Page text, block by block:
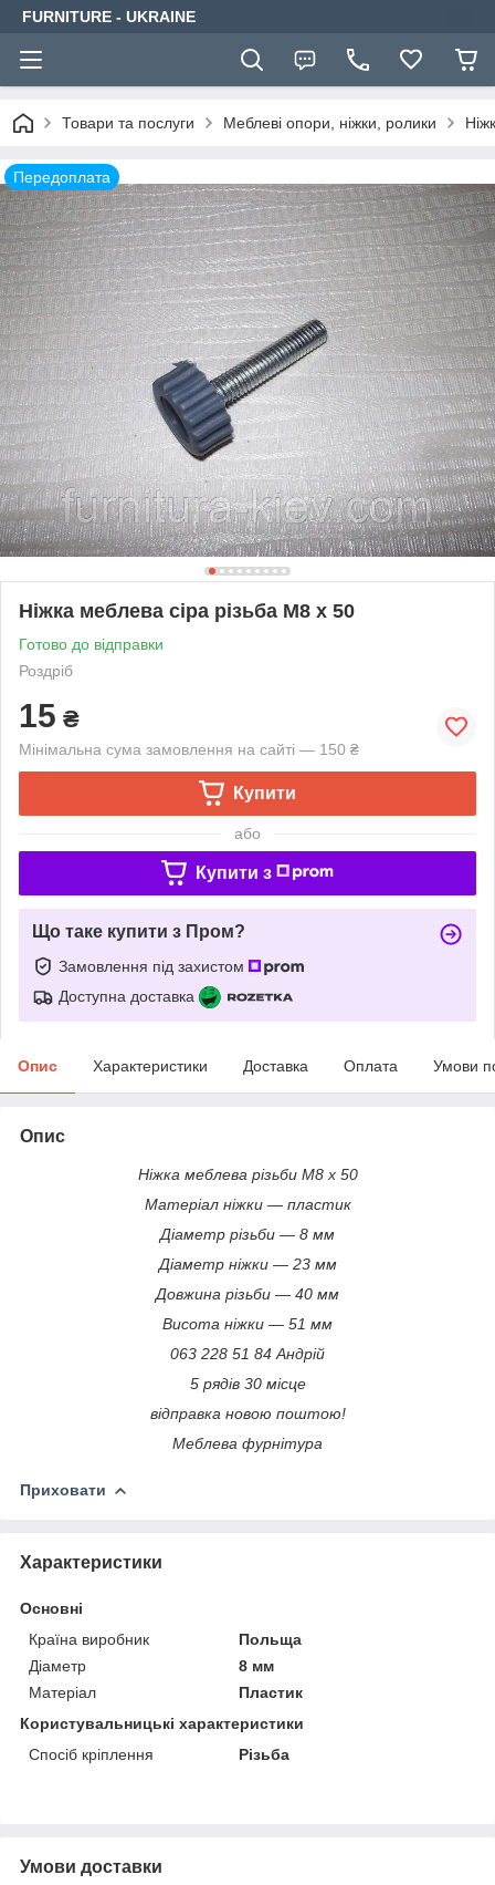
FURNITURE - UKRAINE
Товари та послуги Меблеві опори, ніжки, ролики
Передоплата
Ніжка меблева сіра різьба М8 х 50
Готово до відправки
Роздріб
15 ₴
Мінімальна сума замовлення на сайті — 150 ₴
Купити
або
Купити з
Що таке купити з Пром?
Замовлення під захистом
Доступна доставка
Опис Характеристики Доставка Оплата Умови
Опис
Ніжка меблева різьби М8 х 50
Матеріал ніжки — пластик
Діаметр різьби — 8 мм
Діаметр ніжки — 23 мм
Довжина різьби — 40 мм
Висота ніжки — 51 мм
063 228 51 84 Андрій
5 рядів 30 місце
відправка новою поштою!
Меблева фурнітура
Приховати
Характеристики
Основні
Країна виробник
Польща
Діаметр
8 мм
Матеріал
Пластик
Користувальницькі характеристики
Спосіб кріплення
Різьба
Умови доставки